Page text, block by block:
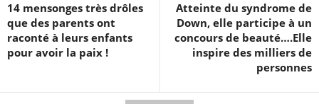
14 mensonges très drôles
que des parents ont
raconté à leurs enfants
pour avoir la paix !
Atteinte du syndrome de
Down, elle participe à un
concours de beauté….Elle
inspire des milliers de
personnes